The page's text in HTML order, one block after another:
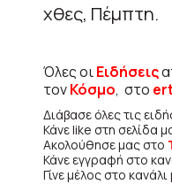
χθες, Πέμπτη.
Όλες οιΕιδήσεις
τονΚόσμο, στο
Διάβασε όλες τις
Κάνε like στη σελίδα
Ακολούθησε μας στο
Κάνε εγγραφή στο
Γίνε μέλος στο